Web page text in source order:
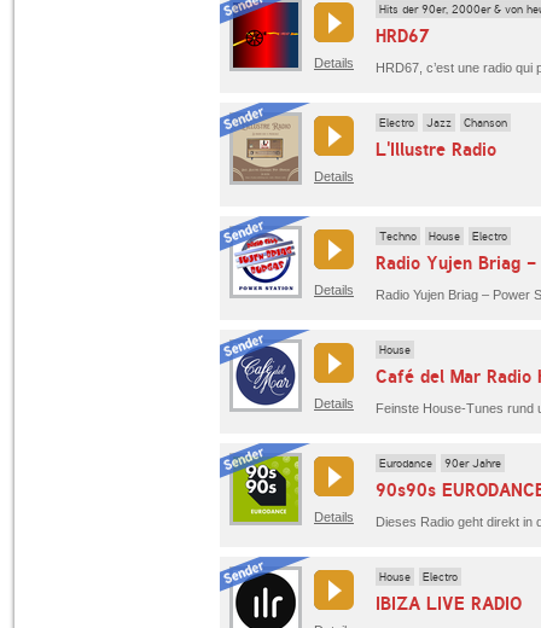
Details
Hits der 90er, 2000er & von
HRD67
Details
Electro Jazz Chanson
L'Illustre Radio
Details
Techno House Electro
Radio Yujen Briag -
Details
House
Café del Mar Radio
Feinste House-Tunes rund
Details
Eurodance 90er Jahre
90s90s
House Electro
IBIZA LIVE RADIO